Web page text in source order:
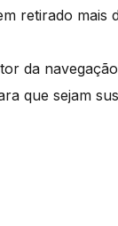
retirado mais
da
que sejam